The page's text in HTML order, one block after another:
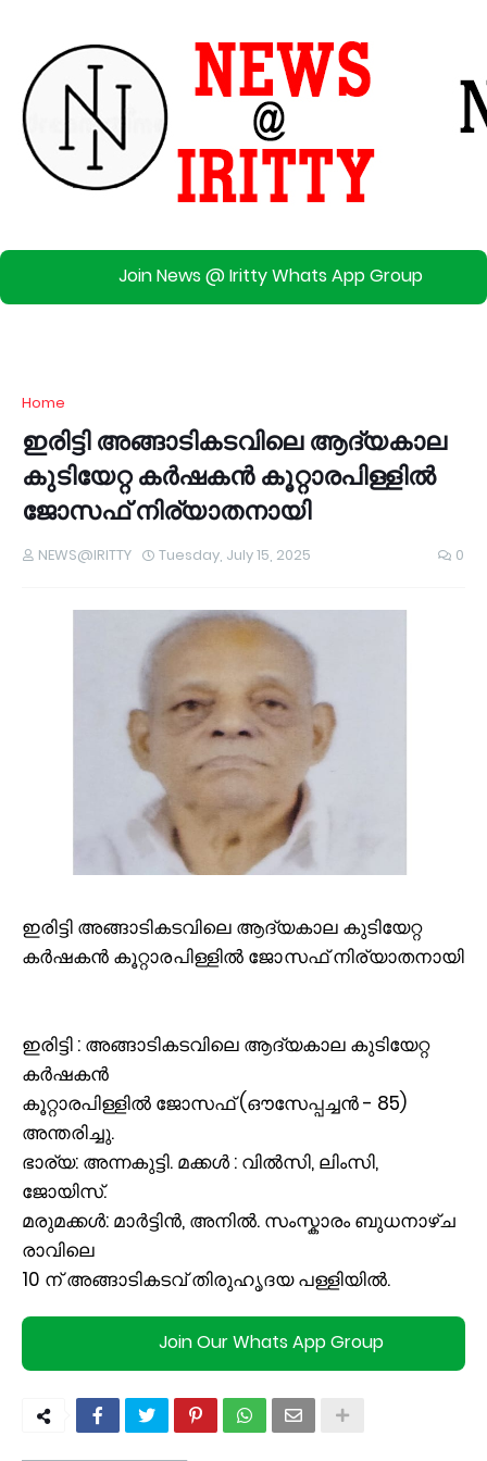
Join News @ Iritty Whats App Group
Home
ഇരിട്ടി അങ്ങാടികടവിലെ ആദ്യകാല
കുടിയേറ്റ കർഷകൻ കൂറ്റാരപിള്ളിൽ
ജോസഫ് നിര്യാതനായി
NEWS@IRITTY Tuesday, July 15, 2025 0
ഇരിട്ടി അങ്ങാടികടവിലെ ആദ്യകാല കുടിയേറ്റ
കർഷകൻ കൂറ്റാരപിള്ളിൽ ജോസഫ് നിര്യാതനായി
ഇരിട്ടി : അങ്ങാടികടവിലെ ആദ്യകാല കുടിയേറ്റ
കർഷകൻ
കൂറ്റാരപിള്ളിൽ ജോസഫ് (ഔസേപ്പച്ചൻ - 85)
അന്തരിച്ചു.
ഭാര്യ: അന്നകുട്ടി. മക്കൾ : വിൽസി, ലിംസി,
ജോയിസ്.
മരുമക്കൾ: മാർട്ടിൻ, അനിൽ. സംസ്കാരം ബുധനാഴ്ച
രാവിലെ
10 ന് അങ്ങാടികടവ് തിരുഹൃദയ പള്ളിയിൽ.
Join Our Whats App Group